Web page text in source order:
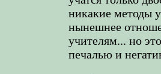
никакие методы
нынешнее
учителям... но
печалью и